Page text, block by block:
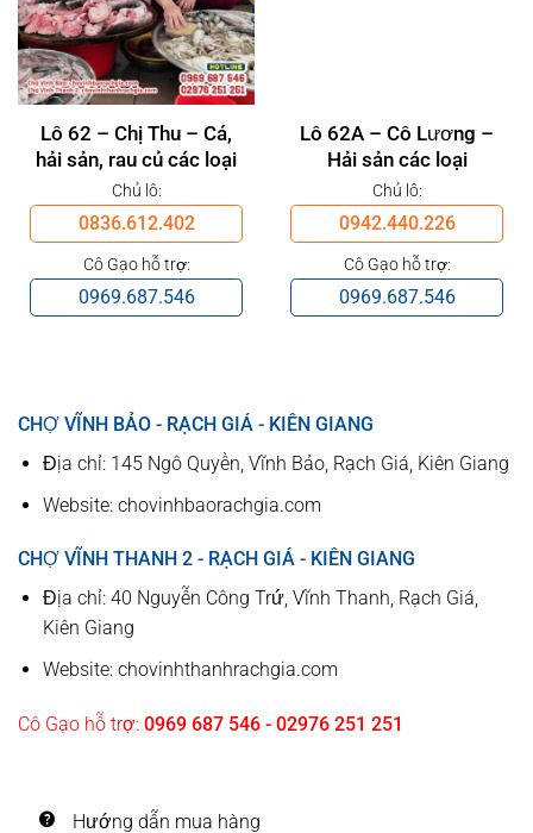
Lô 62 – Chị Thu – Cá,
hải sản, rau củ các loại
Chủ lô:
0836.612.402
Cô Gạo hỗ trợ:
0969.687.546
Lô 62A – Cô Lương –
Hải sản các loại
Chủ lô:
0942.440.226
Cô Gạo hỗ trợ:
0969.687.546
CHỢ VĨNH BẢO - RẠCH GIÁ - KIÊN GIANG
Địa chỉ: 145 Ngô Quyền, Vĩnh Bảo, Rạch Giá, Kiên Giang
Website: chovinhbaorachgia.com
CHỢ VĨNH THANH 2 - RẠCH GIÁ - KIÊN GIANG
Địa chỉ: 40 Nguyễn Công Trứ, Vĩnh Thanh, Rạch Giá,
Kiên Giang
Website: chovinhthanhrachgia.com
Cô Gạo hỗ trợ: 0969 687 546 - 02976 251 251
Hướng dẫn mua hàng